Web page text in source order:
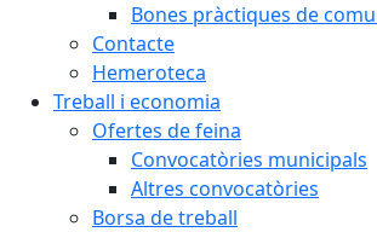
Bones pràctiques de
Contacte
Hemeroteca
Treball i economia
Ofertes de feina
Convocatòries municipals
Altres convocatòries
Borsa de treball